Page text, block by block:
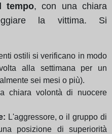
tempo, con una chiara
la vittima. Si
ostili si verificano in modo
alla settimana per un
sei mesi o più).
chiara volontà di nuocere
L'aggressore, o il gruppo di
posizione di superiorità